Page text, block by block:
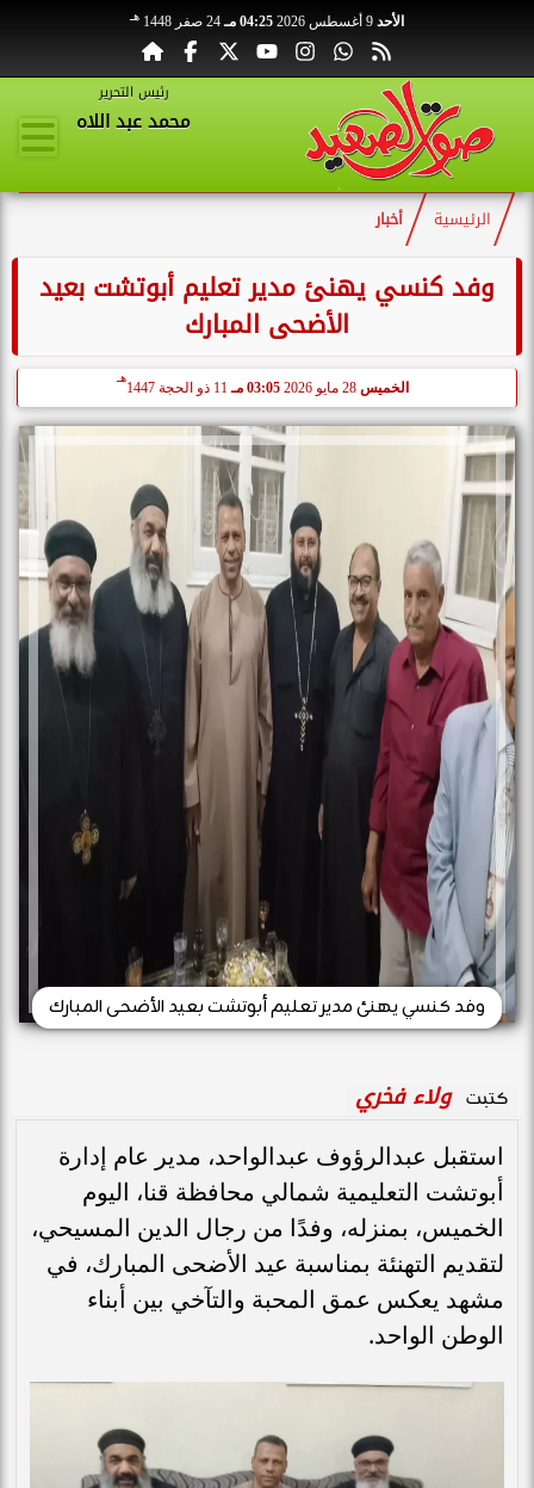
الأحد 04:25 مـ 24 صفر 1448 هـ
رئيس التحرير
محمد عبد اللاه
الرئيسية أخبار
وفد كنسي يهنئ مدير تعليم أبوتشت بعيد
الأضحى المبارك
الخميس 28 مايو 2026 03:05 مـ 11 ذو الحجة 1447
هـ
وفد كنسي يهنئ مدير تعليم أبوتشت بعيد الأضحى المبارك
كتبت ولاء فخري
استقبل عبدالرؤوف عبدالواحد، مدير عام إدارة
أبوتشت التعليمية شمالي محافظة قنا، اليوم
الخميس، بمنزله، وفدًا من رجال الدين المسيحي،
لتقديم التهنئة بمناسبة عيد الأضحى المبارك، في
مشهد يعكس عمق المحبة والتآخي بين أبناء
الوطن الواحد.